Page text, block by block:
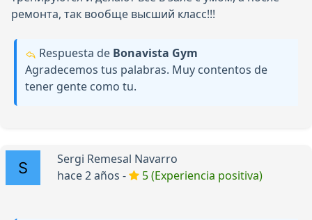
ремонта, так вообще высший класс!!!
Respuesta de Bonavista Gym
Agradecemos tus palabras. Muy contentos de
tener gente como tu.
Sergi Remesal Navarro
hace 2 años -
5 (Experiencia positiva)